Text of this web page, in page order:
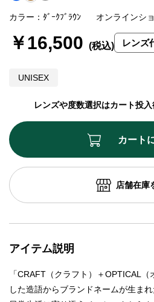
UNISEX
カラー：ﾀﾞｰｸﾌﾞﾗｳﾝ オンラインシ
レンズや度数選択はカート投
￥16,500 レンズ
カート
店舗在庫
アイテム説明
「CRAFT（クラフト）＋OPTICAL
した造語からブランドネームが生まれ